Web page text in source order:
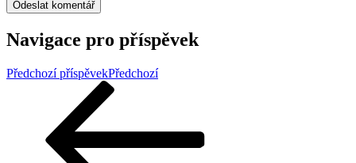
Navigace pro příspěvek
Předchozí příspěvekPředchozí